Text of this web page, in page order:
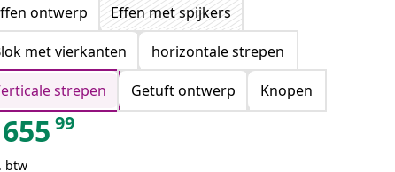
ontwerp
Effen met spijkers
met vierkanten
horizontale strepen
strepen
Getuft ontwerp Knopen
655 99
btw